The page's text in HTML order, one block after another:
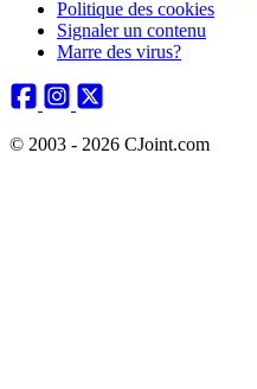
Politique des cookies
Signaler un contenu
Marre des virus?
© 2003 - 2026 CJoint.com